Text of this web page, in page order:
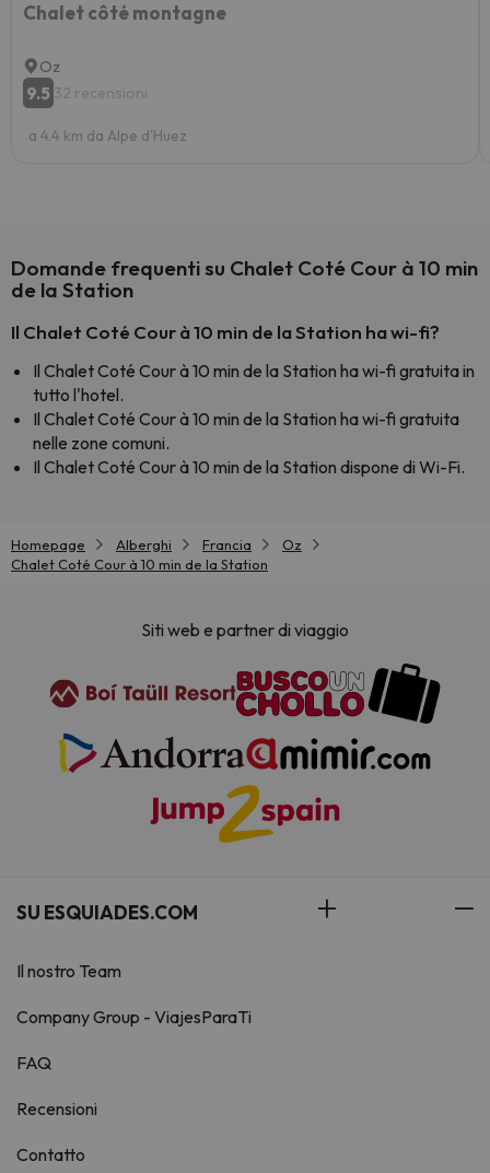
Chalet côté montagne
Oz
9.5 32 recensioni
a 4.4 km da Alpe d'Huez
Domande frequenti su Chalet Coté Cour à 10 min
de la Station
Il Chalet Coté Cour à 10 min de la Station ha wi-fi?
Il Chalet Coté Cour à 10 min de la Station ha wi-fi gratuita in
tutto l'hotel.
Il Chalet Coté Cour à 10 min de la Station ha wi-fi gratuita
nelle zone comuni.
Il Chalet Coté Cour à 10 min de la Station dispone di Wi-Fi.
Homepage Alberghi Francia
Oz
Chalet Coté Cour à 10 min de la Station
Siti web e partner di viaggio
SU ESQUIADES.COM
Il nostro Team
Company Group - ViajesParaTi
FAQ
Recensioni
Contatto